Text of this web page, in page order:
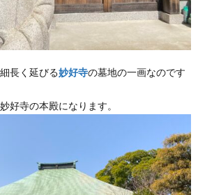
長く延びる妙好寺の墓地の一画なのです
好寺の本殿になります。